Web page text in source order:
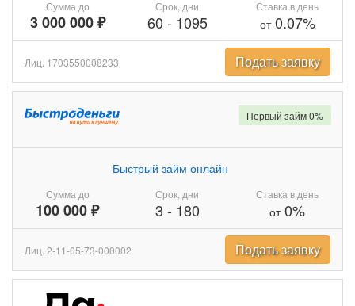
Сумма до
3 000 000 ₽
Срок, дни
60 - 1095
Ставка в день
от0.07%
Лиц. 1703550008233 Подать заявку
Сумма до
100 000 ₽
Быстрый займ онлайн
Срок, дни
3 - 180
Ставка в день
от0%
Первый займ 0%
Лиц. 2-11-05-73-000002 Подать заявку